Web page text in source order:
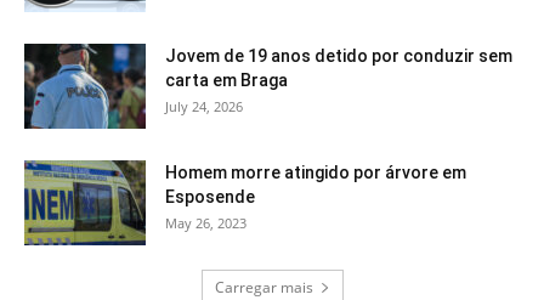
Jovem de 19 anos detido por conduzir sem
carta em Braga
July 24, 2026
Homem morre atingido por árvore em
Esposende
May 26, 2023
Carregar mais